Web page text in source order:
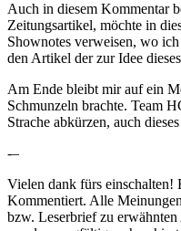
Auch in diesem Kommentar
Zeitungsartikel, möchte in
Shownotes verweisen, wo
den Artikel der zur Idee
Am Ende bleibt mir auf ein
Schmunzeln brachte. Team
Strache abkürzen, auch
-–
Vielen dank fürs einschalten!
Kommentiert. Alle
bzw. Leserbrief zu